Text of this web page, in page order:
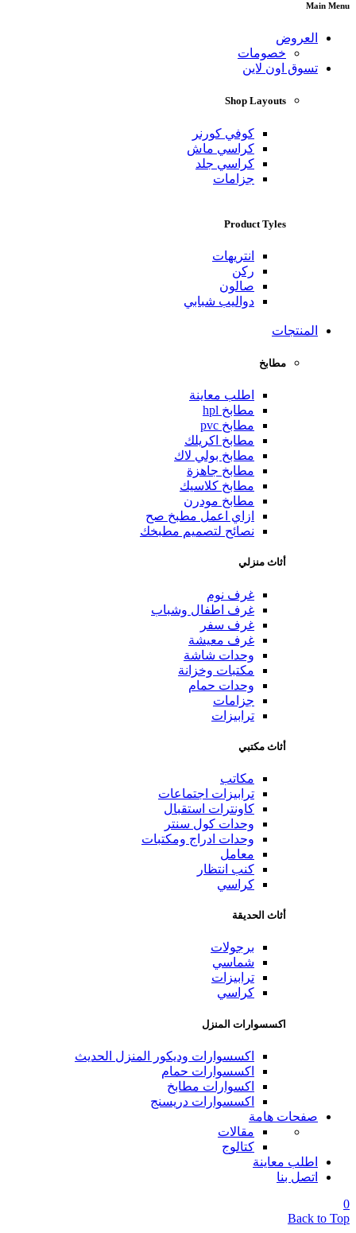
Main Menu
العروض
خصومات
تسوق اون لاين
Shop Layouts
كوفي كورنر
كراسي ماش
كراسي جلد
جزامات
Product Tyles
انتريهات
ركن
صالون
دواليب شبابي
المنتجات
مطابخ
اطلب معاينة
مطابخ hpl
مطابخ pvc
مطابخ اكريلك
مطابخ بولي لاك
مطابخ جاهزة
مطابخ كلاسيك
مطابخ مودرن
ازاي اعمل مطبخ صح
نصائح لتصميم مطبخك
أثاث منزلي
غرف نوم
غرف اطفال وشباب
غرف سفر
غرف معيشة
وحدات شاشة
مكتبات وخزانة
وحدات حمام
جزامات
ترابيزات
أثاث مكتبي
مكاتب
ترابيزات اجتماعات
كاونترات استقبال
وحدات كول سنتر
وحدات ادراج ومكتبات
معامل
كنب انتظار
كراسي
أثاث الحديقة
برجولات
شماسي
ترابيزات
كراسي
اكسسوارات المنزل
اكسسوارات وديكور المنزل الحديث
اكسسوارات حمام
اكسوارات مطابخ
اكسسوارات دريسنج
صفحات هامة
مقالات
كتالوج
اطلب معاينة
اتصل بنا
0
Back to Top